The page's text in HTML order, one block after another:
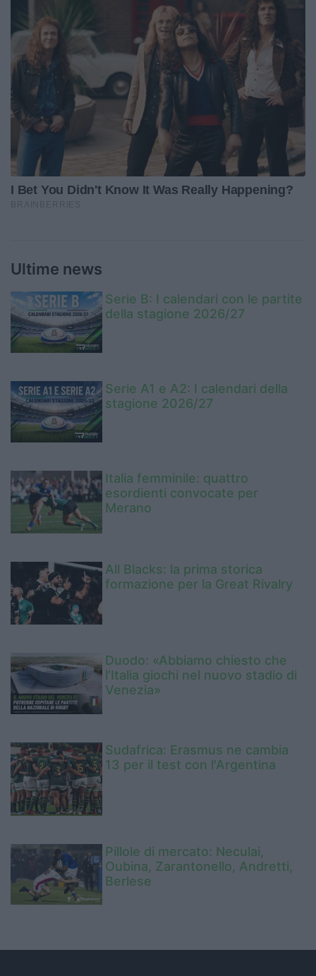
Ultime news
Serie B: I calendari con le partite
della stagione 2026/27
Serie A1 e A2: I calendari della
stagione 2026/27
Italia femminile: quattro
esordienti convocate per
Merano
All Blacks: la prima storica
formazione per la Great Rivalry
Duodo: «Abbiamo chiesto che
l’Italia giochi nel nuovo stadio di
Venezia»
Sudafrica: Erasmus ne cambia
13 per il test con l'Argentina
Pillole di mercato: Neculai,
Oubina, Zarantonello, Andretti,
Berlese